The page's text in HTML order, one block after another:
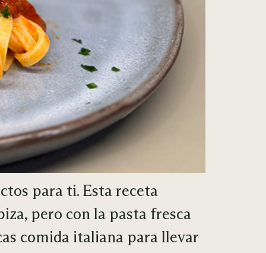
para ti. Esta receta
pero con la pasta fresca
comida italiana para llevar